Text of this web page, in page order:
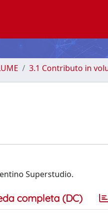
3.1 Contributo in
Superstudio.
completa (DC)